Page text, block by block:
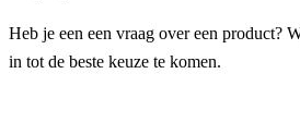
Heb je een een vraag over een product?
in tot de beste keuze te komen.